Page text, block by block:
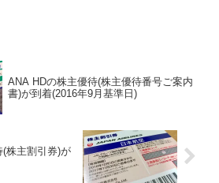
ANA HDの株主優待(株主優待番号ご案内
書)が到着(2016年9月基準日)
株主割引券)が